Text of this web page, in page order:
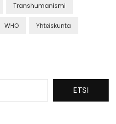
Transhumanismi
WHO Yhteiskunta
ETSI